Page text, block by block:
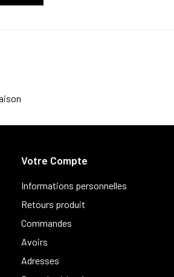
Votre Compte
Informations personnelles
Retours produit
Commandes
Avoirs
Adresses